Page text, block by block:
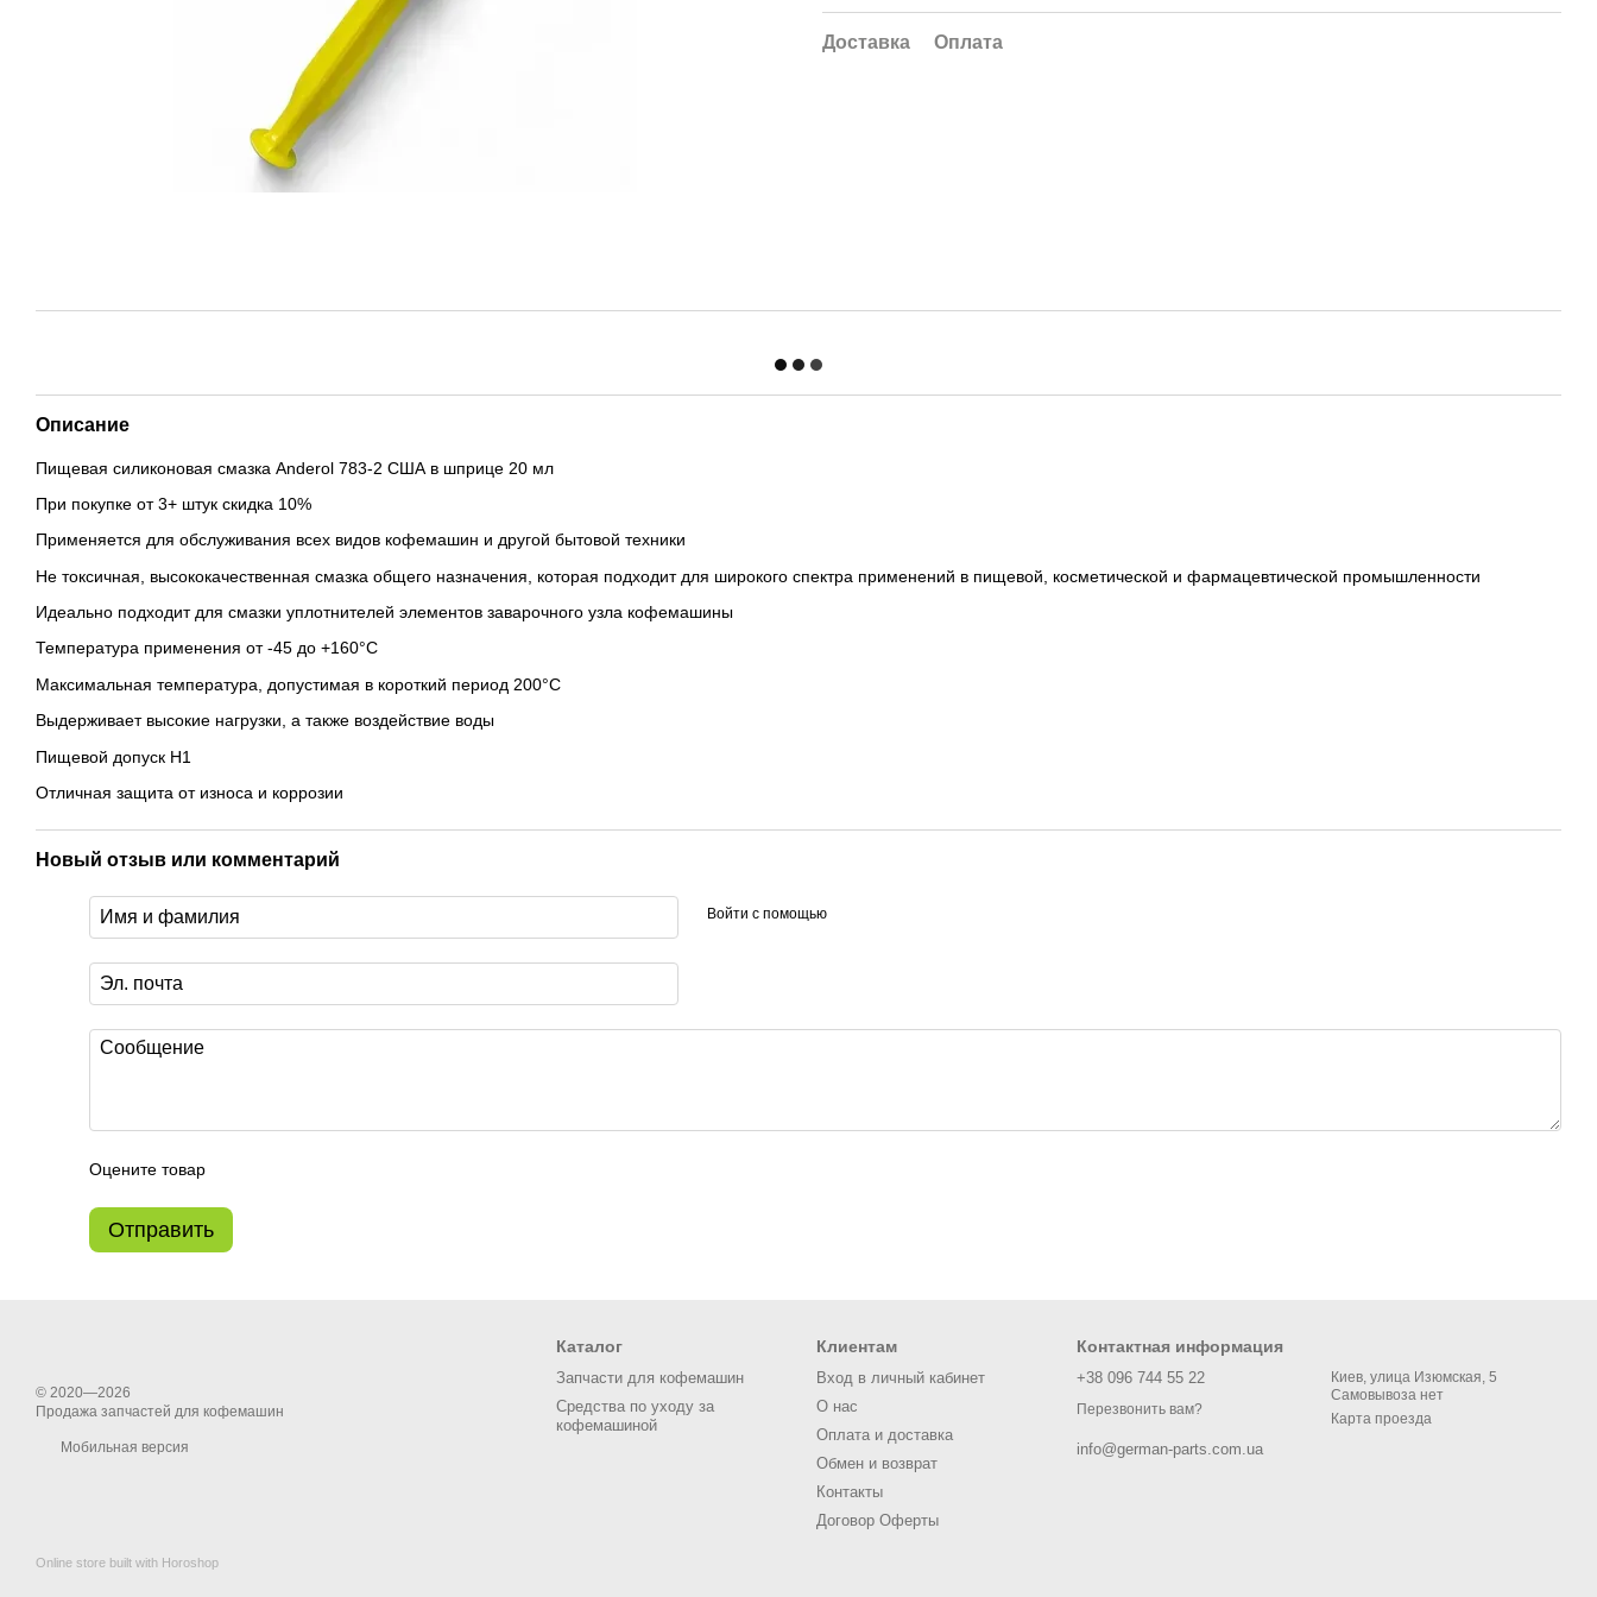
Доставка Оплата
Описание
Пищевая силиконовая смазка Anderol 783-2 США в шприце 20 мл
При покупке от 3+ штук скидка 10%
Применяется для обслуживания всех видов кофемашин и другой бытовой техники
Не токсичная, высококачественная смазка общего назначения, которая подходит для широкого спектра применений в пищевой, косметической и фармацевтической промышленности
Идеально подходит для смазки уплотнителей элементов заварочного узла кофемашины
Температура применения от -45 до +160°C
Максимальная температура, допустимая в короткий период 200°C
Выдерживает высокие нагрузки, а также воздействие воды
Пищевой допуск H1
Отличная защита от износа и коррозии
Новый отзыв или комментарий
Войти с помощью
Оцените товар
Отправить
© 2020—2026
Продажа запчастей для кофемашин
Мобильная версия
Online store built with Horoshop
Каталог
Запчасти для кофемашин
Средства по уходу за
кофемашиной
Клиентам
Вход в личный кабинет
О нас
Оплата и доставка
Обмен и возврат
Контакты
Договор Оферты
Контактная информация
+38 096 744 55 22
Перезвонить вам?
info@german-parts.com.ua
Киев, улица Изюмская, 5
Самовывоза нет
Карта проезда